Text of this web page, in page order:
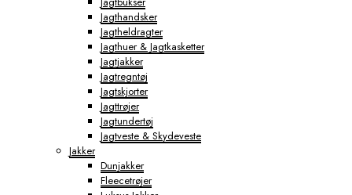
Jagthandsker
Jagtheldragter
Jagthuer & Jagtkasketter
Jagtjakker
Jagtregntøj
Jagtskjorter
Jagttrøjer
Jagtundertøj
Jagtveste & Skydeveste
Jakker
Dunjakker
Fleecetrøjer